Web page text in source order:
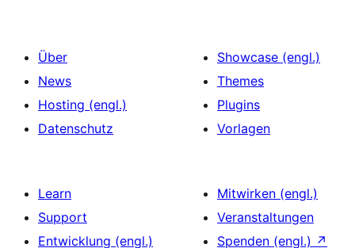
Über
News
Hosting (engl.)
Datenschutz
Showcase (engl.)
Themes
Plugins
Vorlagen
Learn
Support
Entwicklung (engl.)
Mitwirken (engl.)
Veranstaltungen
Spenden (engl.) ↗